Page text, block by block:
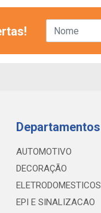
Departamentos
AUTOMOTIVO
DECORAÇÃO
ELETRODOMESTICOS
EPI E SINALIZACAO